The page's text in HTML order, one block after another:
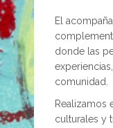
El
donde las
comunidad.
Realizamos
culturales y